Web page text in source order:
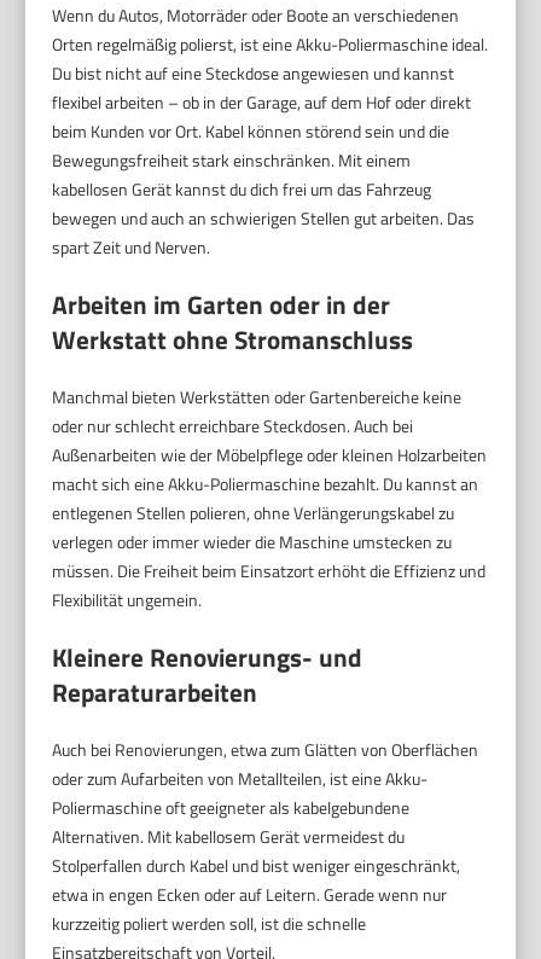
Wenn du Autos, Motorräder oder Boote an verschiedenen
Orten regelmäßig polierst, ist eine Akku-Poliermaschine ideal.
Du bist nicht auf eine Steckdose angewiesen und kannst
flexibel arbeiten – ob in der Garage, auf dem Hof oder direkt
beim Kunden vor Ort. Kabel können störend sein und die
Bewegungsfreiheit stark einschränken. Mit einem
kabellosen Gerät kannst du dich frei um das Fahrzeug
bewegen und auch an schwierigen Stellen gut arbeiten. Das
spart Zeit und Nerven.
Arbeiten im Garten oder in der
Werkstatt ohne Stromanschluss
Manchmal bieten Werkstätten oder Gartenbereiche keine
oder nur schlecht erreichbare Steckdosen. Auch bei
Außenarbeiten wie der Möbelpflege oder kleinen Holzarbeiten
macht sich eine Akku-Poliermaschine bezahlt. Du kannst an
entlegenen Stellen polieren, ohne Verlängerungskabel zu
verlegen oder immer wieder die Maschine umstecken zu
müssen. Die Freiheit beim Einsatzort erhöht die Effizienz und
Flexibilität ungemein.
Kleinere Renovierungs- und
Reparaturarbeiten
Auch bei Renovierungen, etwa zum Glätten von Oberflächen
oder zum Aufarbeiten von Metallteilen, ist eine Akku-
Poliermaschine oft geeigneter als kabelgebundene
Alternativen. Mit kabellosem Gerät vermeidest du
Stolperfallen durch Kabel und bist weniger eingeschränkt,
etwa in engen Ecken oder auf Leitern. Gerade wenn nur
kurzzeitig poliert werden soll, ist die schnelle
Einsatzbereitschaft von Vorteil.